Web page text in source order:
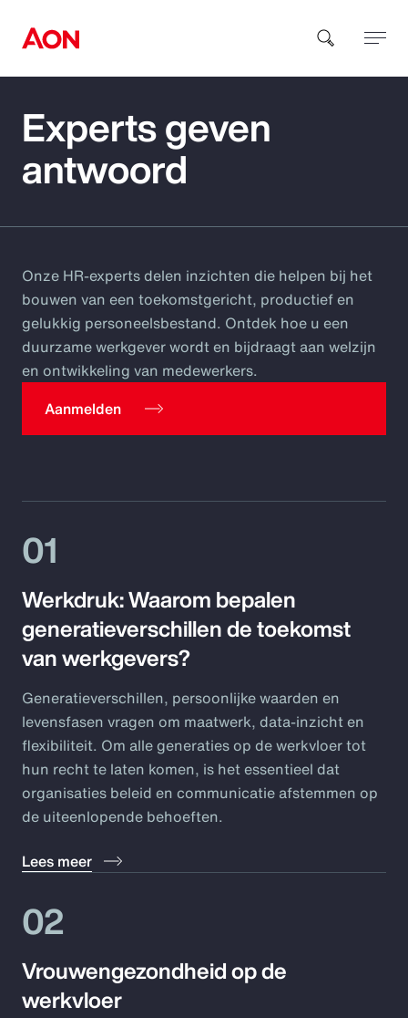
How can we help you?
Popular Searches
Insurance
Benefits
Pay Transparency
Experts geven
antwoord
Onze HR-experts delen inzichten die helpen bij het
bouwen van een toekomstgericht, productief en
gelukkig personeelsbestand. Ontdek hoe u een
duurzame werkgever wordt en bijdraagt aan welzijn
en ontwikkeling van medewerkers.
Aanmelden
01
Werkdruk: Waarom bepalen
generatieverschillen de toekomst
van werkgevers?
Generatieverschillen, persoonlijke waarden en
levensfasen vragen om maatwerk, data-inzicht en
flexibiliteit. Om alle generaties op de werkvloer tot
hun recht te laten komen, is het essentieel dat
organisaties beleid en communicatie afstemmen op
de uiteenlopende behoeften.
Lees meer
02
Vrouwengezondheid op de
werkvloer